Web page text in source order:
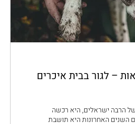
– לגור בבית איכרים
הרבה ישראלים, היא רכשה
השנים האחרונות היא תושבת